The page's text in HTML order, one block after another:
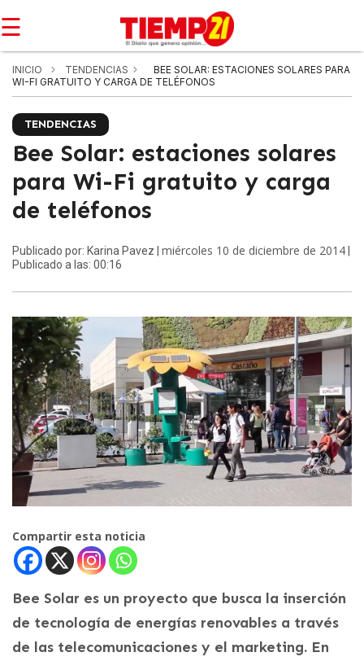
☰
INICIO TENDENCIAS
BEE SOLAR: ESTACIONES SOLARES PARA
WI-FI GRATUITO Y CARGA DE TELÉFONOS
TENDENCIAS
Bee Solar: estaciones solares
para Wi-Fi gratuito y carga
de teléfonos
Publicado por: Karina Pavez | miércoles 10 de diciembre de 2014
Publicado a las: 00:16
Compartir esta noticia
Bee Solar es un proyecto que busca la inserción
de tecnología de energías renovables a través
de las telecomunicaciones y el marketing. En